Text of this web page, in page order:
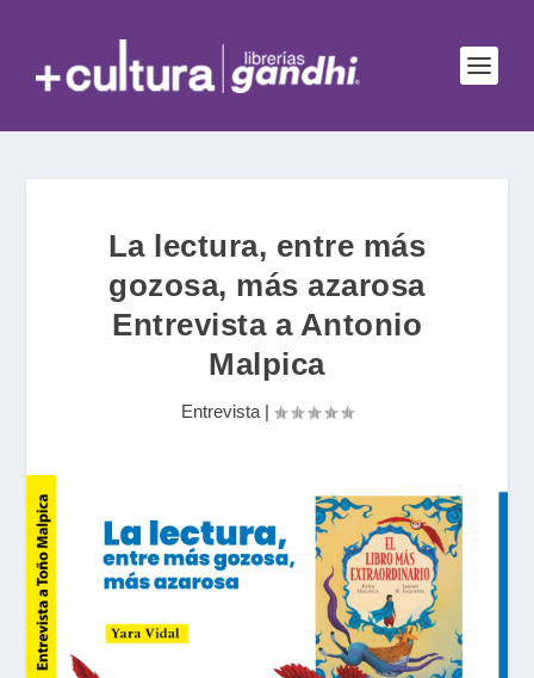
La lectura, entre más
gozosa, más azarosa
Entrevista a Antonio
Malpica
Entrevista |